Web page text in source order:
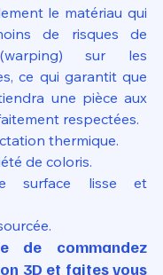
le matériau qui
de risques de
sur les
ce qui garantit que
une pièce aux
respectées.
thermique.
de coloris.
surface lisse et
de commandez
3D et faites vous